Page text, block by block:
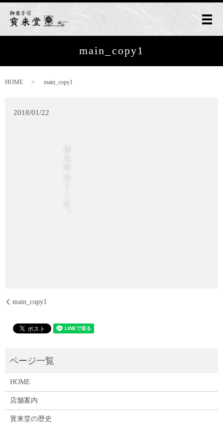
メ
main_copy1
HOME main_copy1
2018/01/22
main_copy1
HOME
店舗案内
寳来堂の歴史